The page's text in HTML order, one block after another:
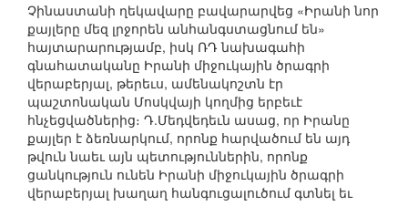
Չինաստանի ղեկավարը բավարարվեց «Իրանի նոր
քայլերը մեզ լրջորեն անհանգստացնում են»
հայտարարությամբ, իսկ ՌԴ նախագահի
գնահատականը Իրանի միջուկային ծրագրի
վերաբերյալ, թերեւս, ամենակոշտն էր
պաշտոնական Մոսկվայի կողմից երբեւէ
հնչեցվածներից։ Դ.Մեդվեդեւն ասաց, որ Իրանը
քայլեր է ձեռնարկում, որոնք հարվածում են այդ
թվուն նաեւ այն պետություններին, որոնք
ցանկություն ունեն Իրանի միջուկային ծրագրի
վերաբերյալ խաղաղ հանգուցալուծում գտնել եւ